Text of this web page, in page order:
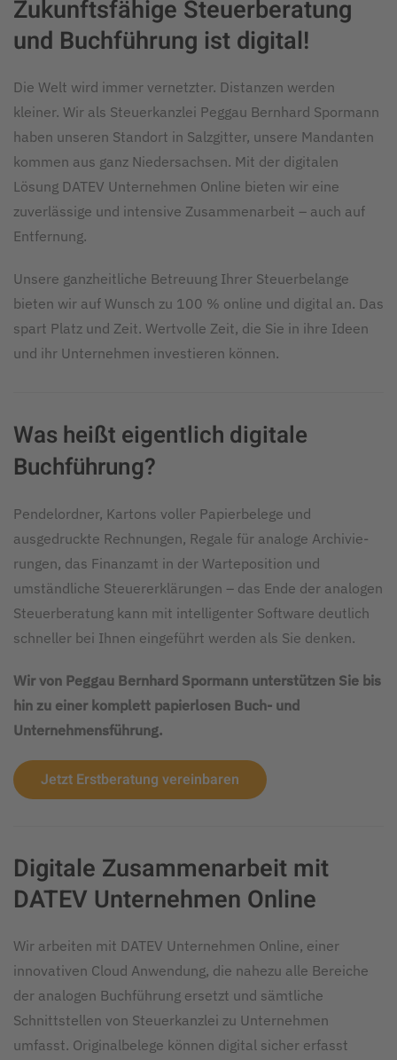
Zukunftsfähige Steuerberatung
und Buchführung ist digital!
Die Welt wird immer vernetzter. Distanzen werden
kleiner. Wir als Steuerkanzlei Peggau Bernhard Spor­mann
haben unseren Standort in Salz­gitter, unsere Mandanten
kommen aus ganz Niedersachsen. Mit der digitalen
Lösung DATEV Unternehmen Online bieten wir eine
zuverlässige und inten­sive Zusammenarbeit – auch auf
Entfernung.
Unsere ganzheitliche Betreuung Ihrer Steuerbelange
bieten wir auf Wunsch zu 100 % online und digital an. Das
spart Platz und Zeit. Wertvolle Zeit, die Sie in ihre Ideen
und ihr Unter­nehmen investieren können.
Was heißt eigentlich digitale
Buchführung?
Pendelordner, Kartons voller Papier­belege und
ausgedruckte Rech­nungen, Regale für analoge Archivie­
rungen, das Finanzamt in der Warte­position und
umständliche Steuer­erklärungen – das Ende der analogen
Steuerberatung kann mit intelligenter Software deutlich
schneller bei Ihnen eingeführt werden als Sie denken.
Wir von Peggau Bernhard Spormann unterstützen Sie bis
hin zu einer komplett papierlosen Buch- und
Unternehmensführung.
Jetzt Erstberatung vereinbaren
Digitale Zusammen­arbeit mit
DATEV Unternehmen Online
Wir arbeiten mit DATEV Unternehmen Online, einer
innovativen Cloud An­wendung, die nahezu alle Bereiche
der analogen Buchführung ersetzt und sämtliche
Schnittstellen von Steuer­kanzlei zu Unternehmen
umfasst. Originalbelege können digital sicher erfasst